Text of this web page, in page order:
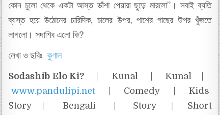
কোন চুলো থেকে একটা আস্ত ডাঁশা পেয়ারা ছুড়ে মারলো”। সবাই ব্যতি
ব্যস্ত হয়ে উঠোনের চারিদিক, চালের উপর, পাশের গাছের উপর খুঁজতে
লাগলো। সদাশিব এলো কি?
লেখা ও ছবিঃকুণাল
Sodashib Elo Ki? | Kunal | Kunal |
www.pandulipi.net| Comedy | Kids
Story | Bengali | Story | Short